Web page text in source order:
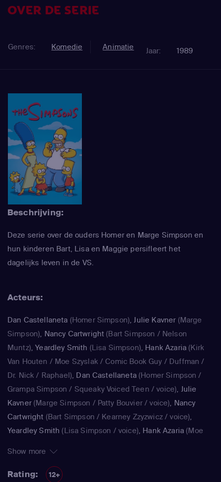
OVER DE SERIE
Genres: Komedie Animatie Jaar: 1989
Beschrijving:
Deze serie over de ouders Homer en Marge Simpson en
hun kinderen Bart, Lisa en Maggie persifleert het
dagelijks leven in de VS.
Acteurs:
Dan Castellaneta (Homer Simpson),Julie Kavner (Marge
Simpson), Nancy Cartwright (Bart Simpson / Nelson
Muntz),Yeardley Smith (Lisa Simpson), Hank Azaria (Kirk
Van Houten / Moe Szyslak / Comic Book Guy / Duffman /
Dr. Nick / Raphael), Dan Castellaneta(Homer Simpson /
Grampa Simpson / Squeaky Voiced Teen / voice), Julie
Kavner(Marge Simpson / Patty Bouvier / voice), Nancy
Cartwright (Bart Simpson / Kearney Zzyzwicz / voice),
Yeardley Smith (Lisa Simpson / voice), Hank Azaria (Moe
Castellaneta(Homer Simpson / Kodos)
Show more
Rating: 12+